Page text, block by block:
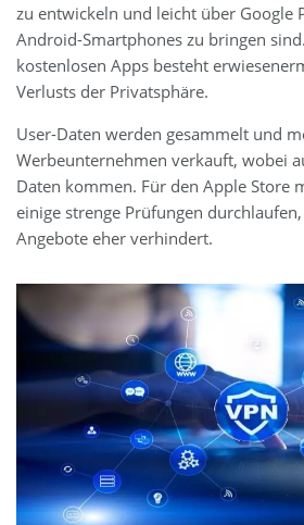
zu entwickeln und leicht über Google
Android-Smartphones zu bringen
kostenlosen Apps besteht
Verlusts der Privatsphäre.
User-Daten werden gesammelt und
Werbeunternehmen verkauft, wobei
Daten kommen. Für den Apple Store
einige strenge Prüfungen
Angebote eher verhindert.